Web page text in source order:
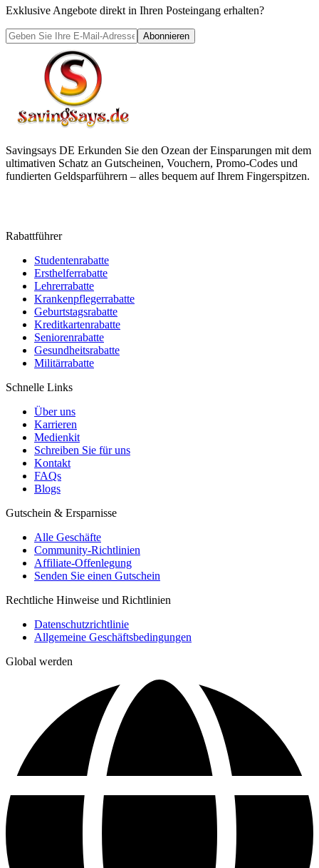
Exklusive Angebote direkt in Ihren Posteingang erhalten?
Abonnieren
Savingsays DE Erkunden Sie den Ozean der Einsparungen mit dem
ultimativen Schatz an Gutscheinen, Vouchern, Promo-Codes und
fundierten Geldsparführern – alles bequem auf Ihrem Fingerspitzen.
Rabattführer
Studentenrabatte
Ersthelferrabatte
Lehrerrabatte
Krankenpflegerrabatte
Geburtstagsrabatte
Kreditkartenrabatte
Seniorenrabatte
Gesundheitsrabatte
Militärrabatte
Schnelle Links
Über uns
Karrieren
Medienkit
Schreiben Sie für uns
Kontakt
FAQs
Blogs
Gutschein & Ersparnisse
Alle Geschäfte
Community-Richtlinien
Affiliate-Offenlegung
Senden Sie einen Gutschein
Rechtliche Hinweise und Richtlinien
Datenschutzrichtlinie
Allgemeine Geschäftsbedingungen
Global werden